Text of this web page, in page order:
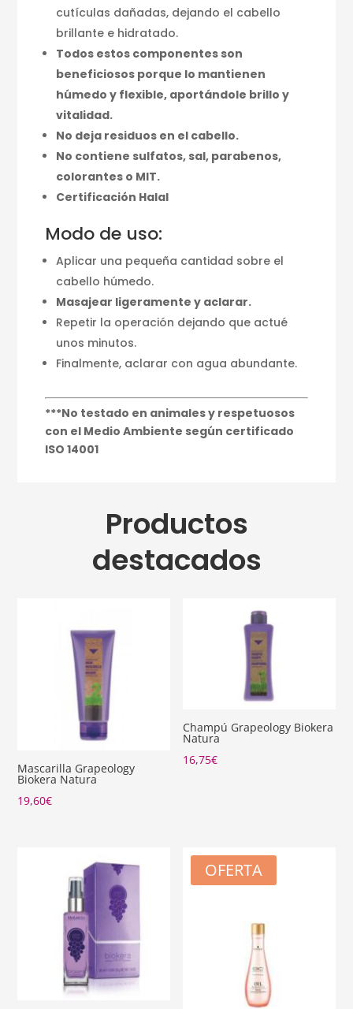
cutículas dañadas, dejando el cabello
brillante e hidratado.
Todos estos componentes son
beneficiosos porque lo mantienen
húmedo y flexible, aportándole brillo y
vitalidad.
No deja residuos en el cabello.
No contiene sulfatos, sal, parabenos,
colorantes o MIT.
Certificación Halal
Modo de uso:
Aplicar una pequeña cantidad sobre el
cabello húmedo.
Masajear ligeramente y aclarar.
Repetir la operación dejando que actué
unos minutos.
Finalmente, aclarar con agua abundante.
***No testado en animales y respetuosos
con el Medio Ambiente según certificado
ISO 14001
Productos
destacados
Mascarilla Grapeology
Biokera Natura
19,60€
Champú Grapeology Biokera
Natura
16,75€
OFERTA